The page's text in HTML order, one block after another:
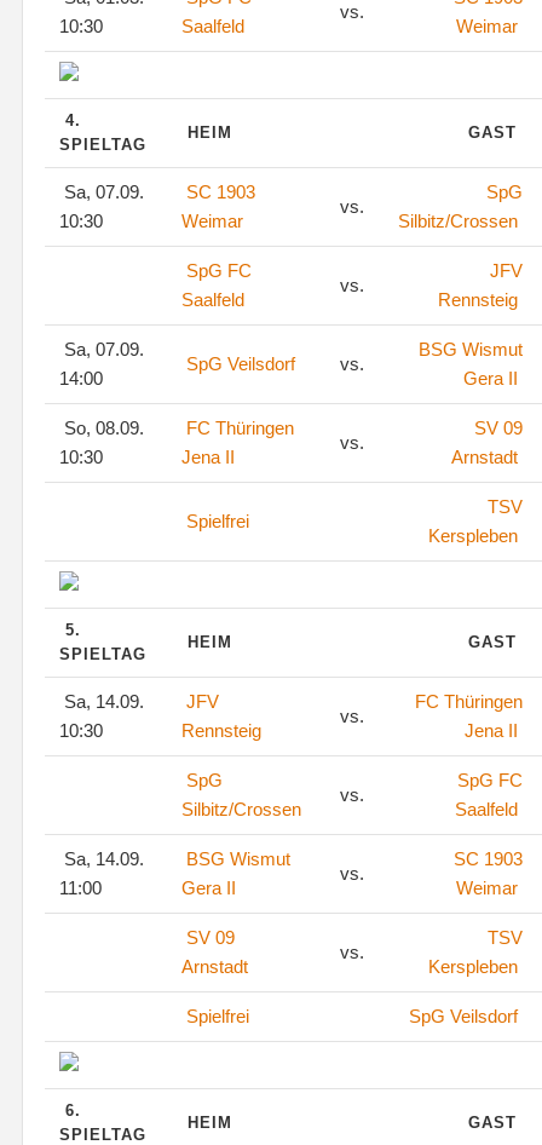
10:30
Saalfeld
vs.
Weimar
4.
SPIELTAG
HEIM GAST
Sa, 07.09.
10:30
SC 1903
Weimar
vs.
SpG
Silbitz/Crossen
SpG FC
Saalfeld
vs.
JFV
Rennsteig
Sa, 07.09.
14:00
SpG Veilsdorf vs.
BSG Wismut
Gera II
So, 08.09.
10:30
FC Thüringen
Jena II
vs.
SV 09
Arnstadt
Spielfrei
TSV
Kerspleben
5.
SPIELTAG
HEIM GAST
Sa, 14.09.
10:30
JFV
Rennsteig
vs.
FC Thüringen
Jena II
SpG
Silbitz/Crossen
vs.
SpG FC
Saalfeld
Sa, 14.09.
11:00
BSG Wismut
Gera II
vs.
SC 1903
Weimar
SV 09
Arnstadt
vs.
TSV
Kerspleben
Spielfrei SpG Veilsdorf
6.
SPIELTAG
HEIM GAST